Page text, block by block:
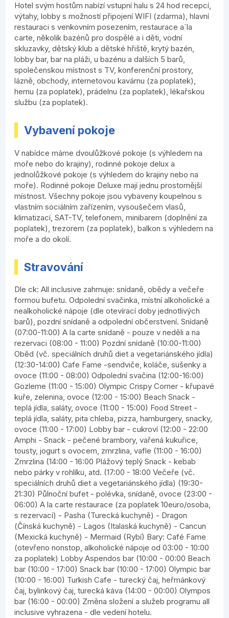
Hotel svým hostům nabízí vstupní halu s 24 hod recepcí,
výtahy, lobby s možností připojení WIFI (zdarma), hlavní
restauraci s venkovním posezením, restaurace a´la
carte, několik bazénů pro dospělé a i děti, vodní
skluzavky, dětský klub a dětské hřiště, krytý bazén,
lobby bar, bar na pláži, u bazénu a dalších 5 barů,
společenskou místnost s TV, konferenční prostory,
lázně, obchody, internetovou kavárnu (za poplatek),
hernu (za poplatek), prádelnu (za poplatek), lékařskou
službu (za poplatek).
Vybavení pokoje
V nabídce máme dvoulůžkové pokoje (s výhledem na
moře nebo do krajiny), rodinné pokoje delux a
jednolůžkové pokoje (s výhledem do krajiny nebo na
moře). Rodinné pokoje Deluxe mají jednu prostornější
místnost. Všechny pokoje jsou vybaveny koupelnou s
vlastním sociálním zařízením, vysoušečem vlasů,
klimatizací, SAT-TV, telefonem, minibarem (doplnění za
poplatek), trezorem (za poplatek), balkon s výhledem na
moře a do okolí.
Stravování
Dle ck: All inclusive zahrnuje: snídaně, obědy a večeře
formou bufetu. Odpolední svačinka, místní alkoholické a
nealkoholické nápoje (dle otevírací doby jednotlivých
barů), pozdní snídaně a odpolední občerstvení. Snídaně
(07:00-11:00) A la carte snídaně - pouze v neděli a na
rezervaci (08:00 - 11:00) Pozdní snídaně (10:00-11:00)
Oběd (vč. speciálních druhů diet a vegetariánského jídla)
(12:30-14:00) Cafe Fame -sendviče, koláče, sušenky a
ovoce (11:00 - 08:00) Odpolední svačina (12:00-16:00)
Gozleme (11:00 - 15:00) Olympic Crispy Corner - křupavé
kuře, zelenina, ovoce (12:00 - 15:00) Beach Snack -
teplá jídla, saláty, ovoce (11:00 - 15:00) Food Street -
teplá jídla, saláty, pita chleba, pizza, hamburgery, snacky,
ovoce (11:00 - 17:00) Lobby bar - cukroví (12:00 - 22:00
Amphi - Snack - pečené brambory, vařená kukuřice,
tousty, jogurt s ovocem, zmrzlina, vafle (11:00 - 16:00)
Zmrzlina (14:00 - 16:00 Plážový teplý Snack - kebab
nebo párky v rohlíku, atd. (17:00 - 18:00 Večeře (vč.
speciálních druhů diet a vegetariánského jídla) (19:30-
21:30) Půlnoční bufet - polévka, snídaně, ovoce (23:00 -
06:00) A la carte restaurace (za poplatek 10euro/osoba,
s rezervací) - Pasha (Turecká kuchyně) - Dragon
(Čínská kuchyně) - Lagos (Italaská kuchyně) - Cancun
(Mexická kuchyně) - Mermaid (Rybí) Bary: Café Fame
(otevřeno nonstop, alkoholické nápoje od 03:00 - 10:00
za poplatek) Lobby Aspendos bar (10:00 - 00:00 Beach
bar (10:00 - 17:00) Snack bar (10:00 - 17:00) Olympic bar
(10:00 - 16:00) Turkish Cafe - turecký čaj, heřmánkový
čaj, bylinkový čaj, turecká káva (14:00 - 00:00) Olympos
bar (16:00 - 00:00) Změna složení a služeb programu all
inclusive vyhrazena - dle vedení hotelu.